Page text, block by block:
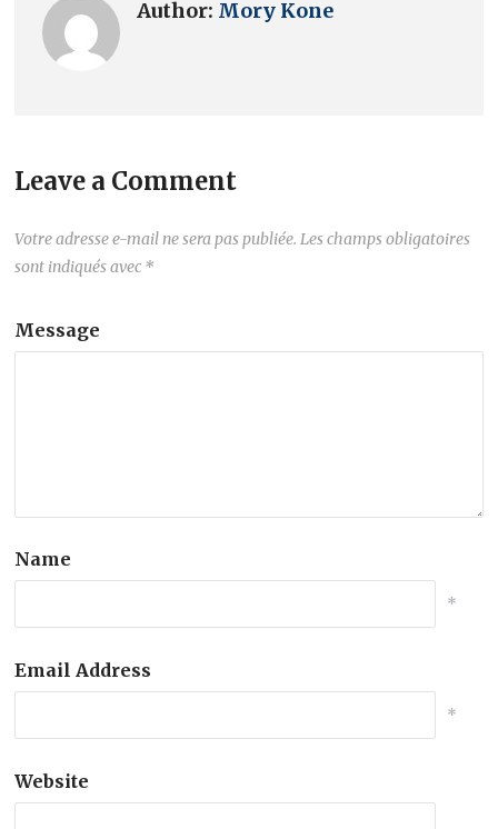
Author: Mory Kone
Leave a Comment
Votre adresse e-mail ne sera pas publiée. Les champs obligatoires
sont indiqués avec *
Message
Name
*
Email Address
*
Website